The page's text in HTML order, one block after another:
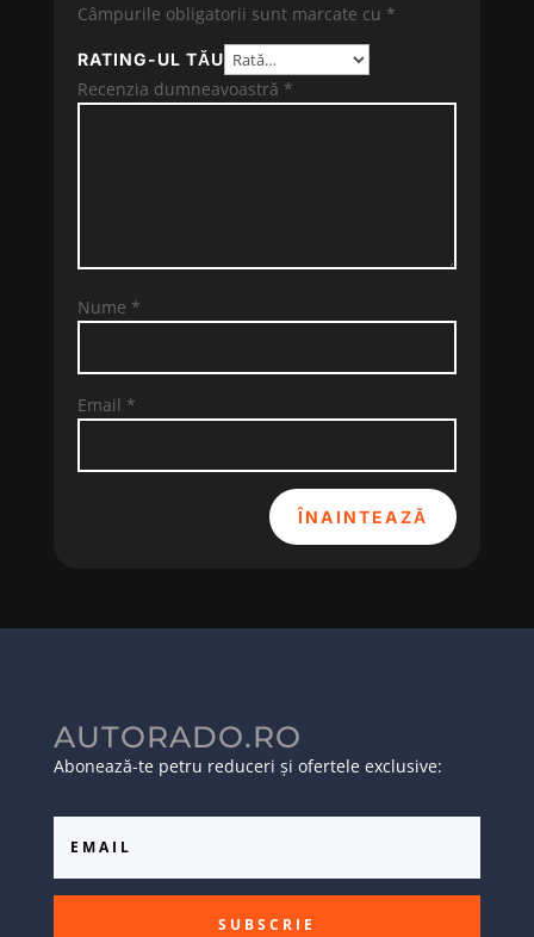
Câmpurile obligatorii sunt marcate cu *
RATING-UL TĂU
Recenzia dumneavoastră *
Nume *
Email *
ÎNAINTEAZĂ
AUTORADO.RO
Abonează-te petru reduceri și ofertele exclusive:
SUBSCRIE